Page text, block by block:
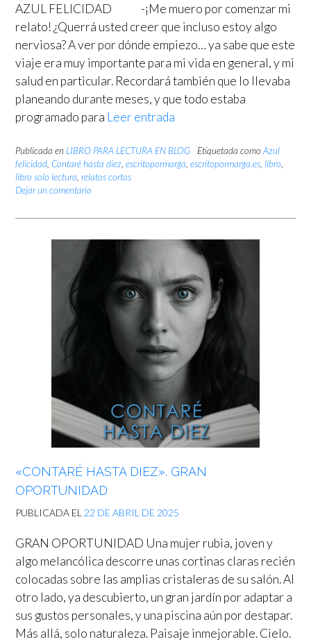
AZUL FELICIDAD -¡Me muero por comenzar mi
relato! ¿Querrá usted creer que incluso estoy algo
nerviosa? A ver por dónde empiezo… ya sabe que este
viaje era muy importante para mi vida en general, y mi
salud en particular. Recordará también que lo llevaba
planeando durante meses, y que todo estaba
programado para Leer entrada
Publicada en LIBRO PARA LECTURA EN BLOG Etiquetada como Azul
felicidad Contaré hasta diez escritopormarga escritopormarga.es libro
libro solo lectura relatos cortos
Dejar un comentario
«CONTARÉ HASTA DIEZ». GRAN
OPORTUNIDAD
PUBLICADA EL 22 DE ABRIL DE 2025
GRAN OPORTUNIDAD Una mujer rubia, joven y
algo melancólica descorre unas cortinas claras recién
colocadas sobre las amplias cristaleras de su salón. Al
otro lado, ya descubierto, un gran jardín por adaptar a
sus gustos personales, y una piscina aún por destapar.
Más allá, solo naturaleza. Paisaje inmejorable. Cielo.